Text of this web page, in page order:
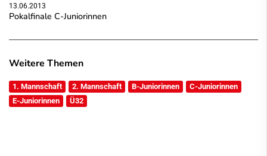
13.06.2013
Pokalfinale C-Juniorinnen
Weitere Themen
1. Mannschaft 2. Mannschaft B-Juniorinnen
C-Juniorinnen
E-Juniorinnen
Ü32